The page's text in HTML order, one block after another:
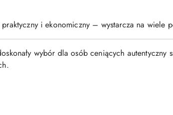
i ekonomiczny – wystarcza na wiele
wybór dla osób ceniących